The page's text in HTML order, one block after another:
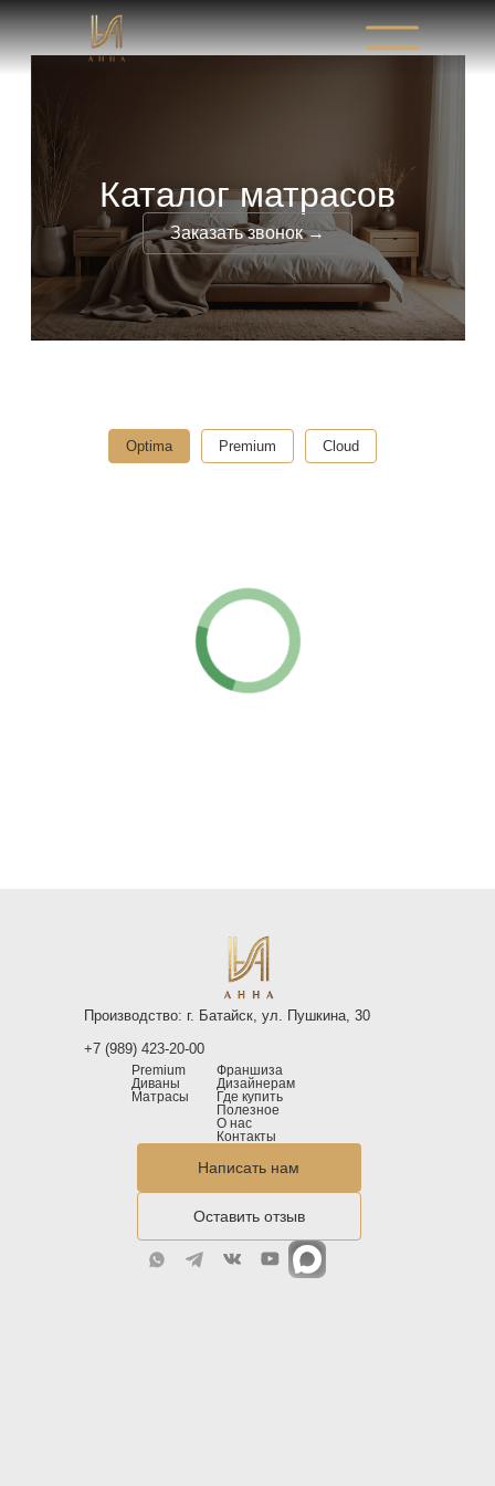
Каталог матрасов
Заказать звонок →
Optima Premium Cloud
"Гермес"
Производство: г. Батайск, ул. Пушкина, 30
+7 (989) 423-20-00
Premium
Диваны
Матрасы
Франшиза
Дизайнерам
Где купить
Полезное
О нас
Контакты
Написать нам
Оставить отзыв